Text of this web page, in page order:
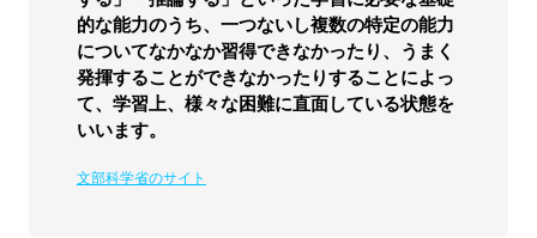
的な能力のうち、一つないし複数の特定の能力
についてなかなか習得できなかったり、うまく
発揮することができなかったりすることによっ
て、学習上、様々な困難に直面している状態を
いいます。
文部科学省のサイト